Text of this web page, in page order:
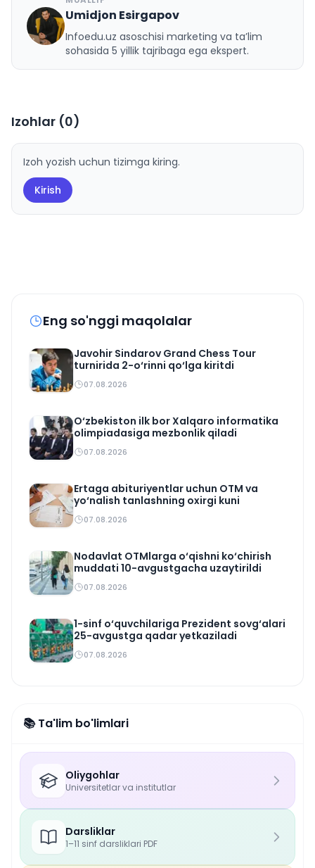
U
Umidjon Esirgapov
Infoedu.uz asoschisi marketing va ta’lim
sohasida 5 yillik tajribaga ega ekspert.
Izohlar (0)
Izoh yozish uchun tizimga kiring.
Kirish
Eng so'nggi maqolalar
Javohir Sindarov Grand Chess Tour
turnirida 2-o‘rinni qo‘lga kiritdi
07.08.2026
O‘zbekiston ilk bor Xalqaro informatika
olimpiadasiga mezbonlik qiladi
07.08.2026
Ertaga abituriyentlar uchun OTM va
yo‘nalish tanlashning oxirgi kuni
07.08.2026
Nodavlat OTMlarga o‘qishni ko‘chirish
muddati 10-avgustgacha uzaytirildi
07.08.2026
1-sinf o‘quvchilariga Prezident sovg‘alari
25-avgustga qadar yetkaziladi
07.08.2026
📚 Ta'lim bo'limlari
Oliygohlar
Universitetlar va institutlar
Darsliklar
1–11 sinf darsliklari PDF